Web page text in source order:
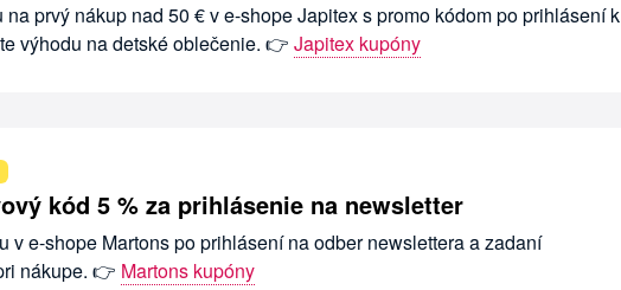
prvý nákup nad 50 € v e-shope Japitex s promo kódom po prihlásení k
výhodu na detské oblečenie. 👉 Japitex kupóny
kód 5 % za prihlásenie na newsletter
v e-shope Martons po prihlásení na odber newslettera a zadaní
nákupe. 👉 Martons kupóny